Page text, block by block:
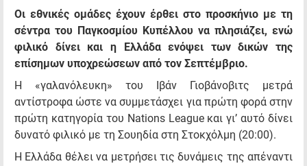
Οι εθνικές ομάδες έχουν έρθει στο προσκήνιο με τη
σέντρα του Παγκοσμίου Κυπέλλου να πλησιάζει, ενώ
φιλικό δίνει και η Ελλάδα ενόψει των δικών της
επίσημων υποχρεώσεων από τον Σεπτέμβριο.
Η «γαλανόλευκη» του Ιβάν Γιοβάνοβιτς μετρά
αντίστροφα ώστε να συμμετάσχει για πρώτη φορά στην
πρώτη κατηγορία του Nations League και γι’ αυτό δίνει
δυνατό φιλικό με τη Σουηδία στη Στοκχόλμη (20:00).
Η Ελλάδα θέλει να μετρήσει τις δυνάμεις της απέναντι